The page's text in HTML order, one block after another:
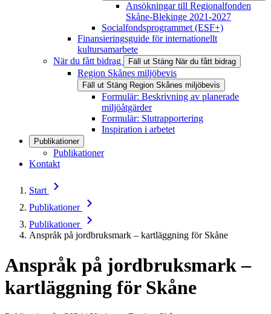
Ansökningar till Regionalfonden
Skåne-Blekinge 2021-2027
Socialfondsprogrammet (ESF+)
Finansieringsguide för internationellt
kultursamarbete
När du fått bidrag
Fäll ut Stäng När du fått bidrag
Region Skånes miljöbevis
Fäll ut Stäng Region Skånes miljöbevis
Formulär: Beskrivning av planerade
miljöåtgärder
Formulär: Slutrapportering
Inspiration i arbetet
Publikationer
Publikationer
Kontakt
Start
Publikationer
Publikationer
Anspråk på jordbruksmark – kartläggning för Skåne
Anspråk på jordbruksmark –
kartläggning för Skåne